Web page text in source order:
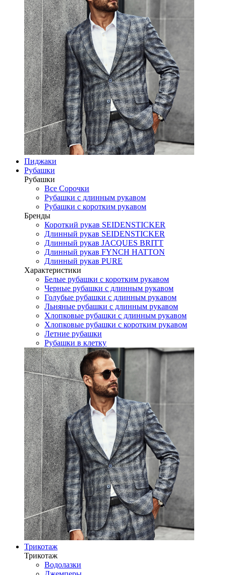
Пиджаки
Рубашки
Рубашки
Все Сорочки
Рубашки с длинным рукавом
Рубашки с коротким рукавом
Бренды
Короткий рукав SEIDENSTICKER
Длинный рукав SEIDENSTICKER
Длинный рукав JAСQUES BRITT
Длинный рукав FYNCH HATTON
Длинный рукав PURE
Характеристики
Белые рубашки с коротким рукавом
Черные рубашки с длинным рукавом
Голубые рубашки с длинным рукавом
Льняные рубашки с длинным рукавом
Хлопковые рубашки с длинным рукавом
Хлопковые рубашки с коротким рукавом
Летние рубашки
Рубашки в клетку
Трикотаж
Трикотаж
Водолазки